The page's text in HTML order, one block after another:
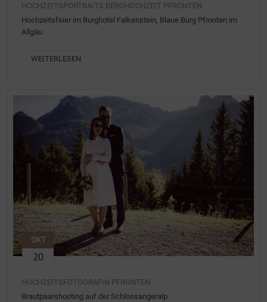
HOCHZEITSPORTRAITS BERGHOCHZEIT PFRONTEN
Hochzeitsfeier im Burghotel Falkenstein, Blaue Burg Pfronten im
Allgäu
WEITERLESEN
OKT
20
HOCHZEITSFOTOGRAFIN PFRONTEN
Brautpaarshooting auf der Schlossangeralp